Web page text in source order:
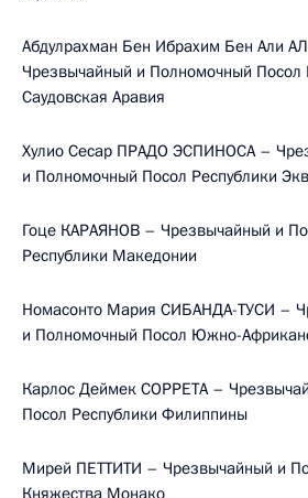
Абдулрахман Бен Ибрахим Бен Али
Чрезвычайный и Полномочный Посол
Саудовская Аравия
Хулио Сесар ПРАДО ЭСПИНОСА –
и Полномочный Посол Республики
Гоце КАРАЯНОВ – Чрезвычайный и
Республики Македонии
Номасонто Мария СИБАНДА-ТУСИ –
и Полномочный Посол Южно-
Карлос Деймек СОРРЕТА –
Посол Республики Филиппины
Мирей ПЕТТИТИ – Чрезвычайный и
Княжества Монако